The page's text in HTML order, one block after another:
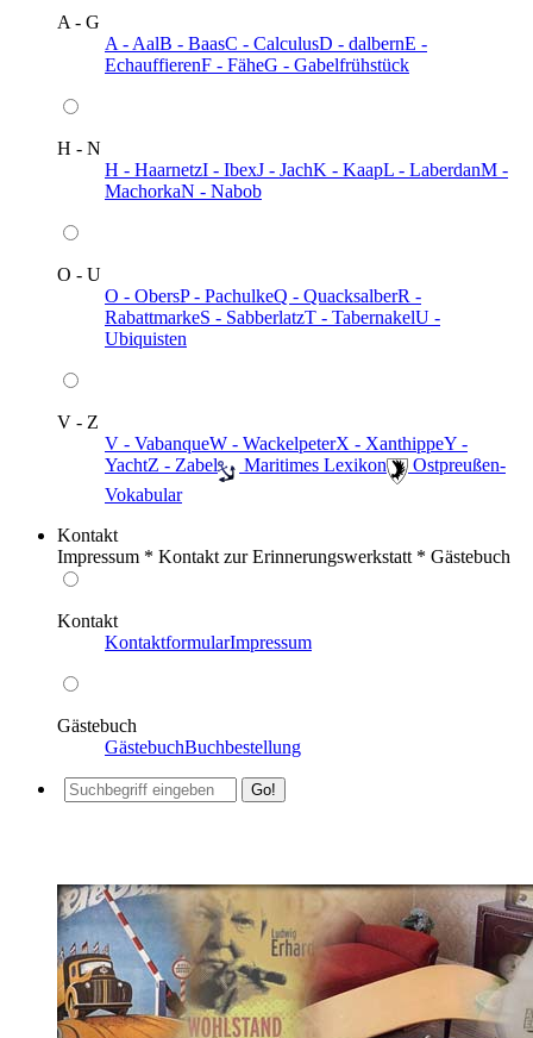
A - G
A - AalB - BaasC - CalculusD - dalbernE -
EchauffierenF - FäheG - Gabelfrühstück
H - N
H - HaarnetzI - IbexJ - JachK - KaapL - LaberdanM -
MachorkaN - Nabob
O - U
O - ObersP - PachulkeQ - QuacksalberR -
RabattmarkeS - SabberlatzT - TabernakelU -
Ubiquisten
V - Z
V - VabanqueW - WackelpeterX - XanthippeY -
YachtZ - Zabel ️ Maritimes Lexikon
️ Ostpreußen-
Vokabular
Kontakt
Impressum * Kontakt zur Erinnerungswerkstatt * Gästebuch
Kontakt
KontaktformularImpressum
Gästebuch
GästebuchBuchbestellung